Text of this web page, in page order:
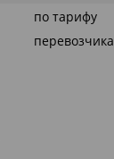
по тарифу
перевозчика